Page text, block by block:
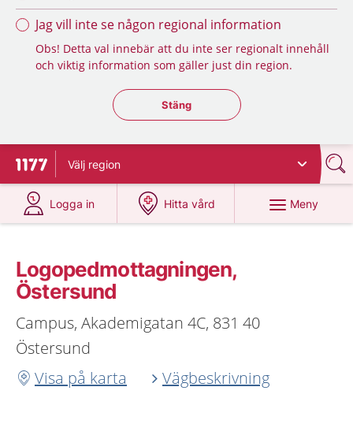
Jag vill inte se någon regional information
Obs! Detta val innebär att du inte ser regionalt innehåll
och viktig information som gäller just din region.
Stäng regionsväljaren
Stäng
Till startsidan för 1177
Välj region
Logga in
på 1177.se
Hitta vård
på 1177.se
Meny
Logopedmottagningen,
Östersund
Campus, Akademigatan 4C, 831 40
Östersund
Visa på karta
Vägbeskrivning